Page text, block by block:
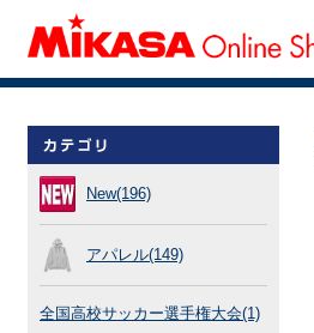
New(196)
アパレル(149)
全国高校サッカー選手権大会(1)